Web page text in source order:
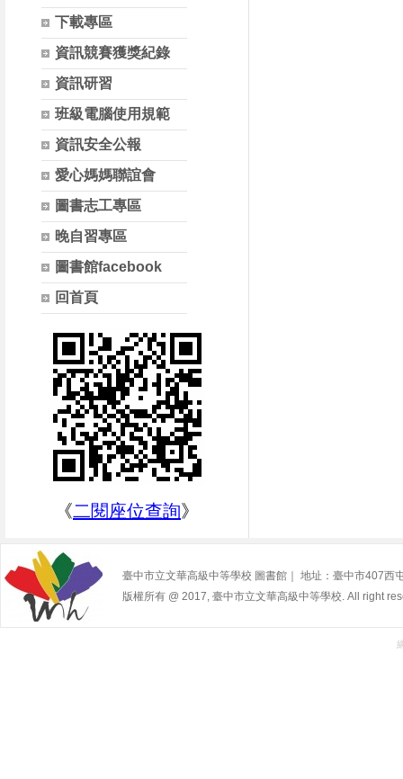
下載專區
資訊競賽獲獎紀錄
資訊研習
班級電腦使用規範
資訊安全公報
愛心媽媽聯誼會
圖書志工專區
晚自習專區
圖書館facebook
回首頁
《二閱座位查詢》
臺中市立文華高級中等學校 圖書館｜ 地址：臺中市407
版權所有 @ 2017, 臺中市立文華高級中等學校. All right